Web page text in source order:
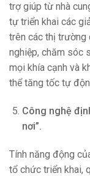
trợ giúp từ nhà
tự triển khai các
trên các thị trường
nghiệp, chăm sóc
mọi khía cạnh và
thể tăng tốc tự
Công nghệ
nơi”.
Tính năng động
tổ chức triển khai,